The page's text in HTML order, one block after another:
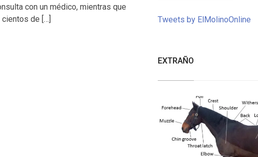
con un médico, mientras que
de […]
Tweets by ElMolinoOnline
EXTRAÑO